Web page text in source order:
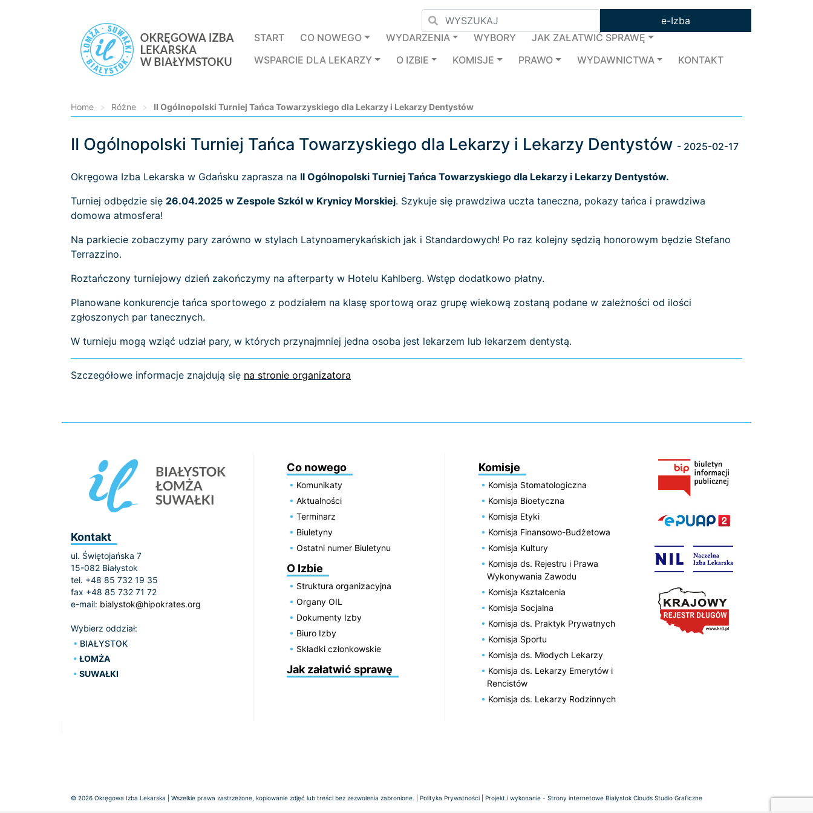
e-Izba
START
CO NOWEGO WYDARZENIA WYBORY
JAK ZAŁATWIĆ SPRAWĘ
WSPARCIE DLA LEKARZY
O IZBIE KOMISJE PRAWO WYDAWNICTWA KONTAKT
Home > Różne > II Ogólnopolski Turniej Tańca Towarzyskiego dla Lekarzy i Lekarzy Dentystów
II Ogólnopolski Turniej Tańca Towarzyskiego dla Lekarzy i Lekarzy Dentystów - 2025-02-17
Okręgowa Izba Lekarska w Gdańsku zaprasza na II Ogólnopolski Turniej Tańca Towarzyskiego dla Lekarzy i Lekarzy Dentystów.
Turniej odbędzie się 26.04.2025 w Zespole Szkól w Krynicy Morskiej. Szykuje się prawdziwa uczta taneczna, pokazy tańca i prawdziwa
domowa atmosfera!
Na parkiecie zobaczymy pary zarówno w stylach Latynoamerykańskich jak i Standardowych! Po raz kolejny sędzią honorowym będzie Stefano
Terrazzino.
Roztańczony turniejowy dzień zakończymy na afterparty w Hotelu Kahlberg. Wstęp dodatkowo płatny.
Planowane konkurencje tańca sportowego z podziałem na klasę sportową oraz grupę wiekową zostaną podane w zależności od ilości
zgłoszonych par tanecznych.
W turnieju mogą wziąć udział pary, w których przynajmniej jedna osoba jest lekarzem lub lekarzem dentystą.
Szczegółowe informacje znajdują się na stronie organizatora
Kontakt
ul. Świętojańska 7
15-082 Białystok
tel. +48 85 732 19 35
fax +48 85 732 71 72
e-mail: bialystok@hipokrates.org
Wybierz oddział:
BIAŁYSTOK
ŁOMŻA
SUWAŁKI
Co nowego
Komunikaty
Aktualności
Terminarz
Biuletyny
Ostatni numer Biuletynu
O Izbie
Struktura organizacyjna
Organy OIL
Dokumenty Izby
Biuro Izby
Składki członkowskie
Jak załatwić sprawę
Komisje
Komisja Stomatologiczna
Komisja Bioetyczna
Komisja Etyki
Komisja Finansowo-Budżetowa
Komisja Kultury
Komisja ds. Rejestru i Prawa
Wykonywania Zawodu
Komisja Kształcenia
Komisja Socjalna
Komisja ds. Praktyk Prywatnych
Komisja Sportu
Komisja ds. Młodych Lekarzy
Komisja ds. Lekarzy Emerytów i
Rencistów
Komisja ds. Lekarzy Rodzinnych
© 2026 Okręgowa Izba Lekarska | Wszelkie prawa zastrzeżone, kopiowanie zdjęć lub treści bez zezwolenia zabronione. | Polityka Prywatności | Projekt i wykonanie - Strony internetowe Białystok Clouds Studio Graficzne